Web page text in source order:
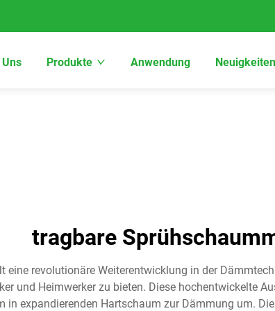
Produkte Anwendung Neuigkeiten
tragbare
eine revolutionäre Weiterentwicklung in der
und Heimwerker zu bieten. Diese hochentwickelte
in expandierenden Hartschaum zur Dämmung um.